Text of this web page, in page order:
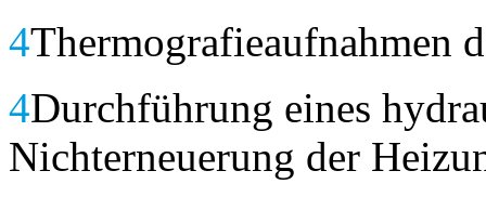
4Thermografieaufnahmen
4Durchführung eines
Nichterneuerung der